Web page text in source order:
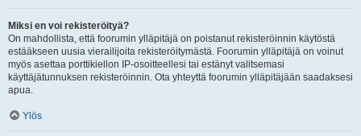
Miksi en voi rekisteröityä?
On mahdollista, että foorumin ylläpitäjä on poistanut rekisteröinnin käytöstä
estääkseen uusia vierailijoita rekisteröitymästä. Foorumin ylläpitäjä on voinut
myös asettaa porttikiellon IP-osoitteellesi tai estänyt valitsemasi
käyttäjätunnuksen rekisteröinnin. Ota yhteyttä foorumin ylläpitäjään saadaksesi
apua.
Ylös